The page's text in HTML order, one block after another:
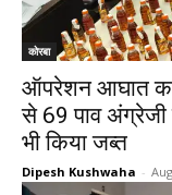
कोरबा
ऑपरेशन आघात का
से 69 पाव अंग्रेजी
भी किया जब्त
Dipesh Kushwaha -